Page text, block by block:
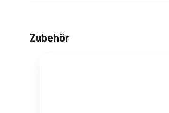
Produktgalerie überspringen
Zubehör